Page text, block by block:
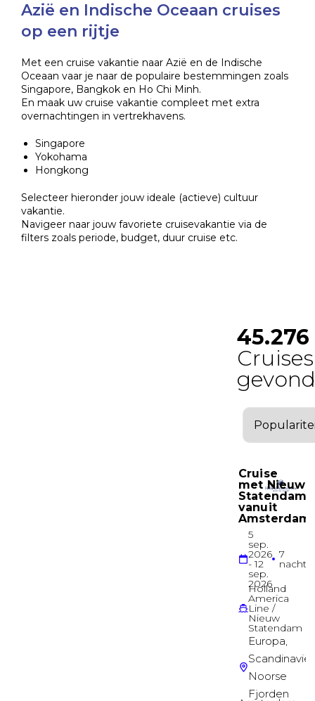
Azië en Indische Oceaan cruises
op een rijtje
Met een cruise vakantie naar Azië en de Indische
Oceaan vaar je naar de populaire bestemmingen zoals
Singapore, Bangkok en Ho Chi Minh.
En maak uw cruise vakantie compleet met extra
overnachtingen in vertrekhavens.
Singapore
Yokohama
Hongkong
Selecteer hieronder jouw ideale (actieve) cultuur
vakantie.
Navigeer naar jouw favoriete cruisevakantie via de
filters zoals periode, budget, duur cruise etc.